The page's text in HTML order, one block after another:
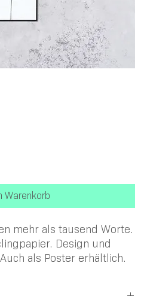
Warenkorb
mehr als tausend Worte.
Design und
als Poster erhältlich.